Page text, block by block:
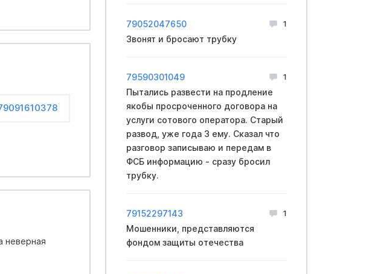
неверная
79052047650 1
Звонят и бросают трубку
79590301049 1
Пытались развести на продление
якобы просроченного договора на
услуги сотового оператора. Старый
развод, уже года 3 ему. Сказал что
разговор записываю и передам в
ФCБ информацию - сразу бросил
трубку.
79152297143 1
Мошенники, представляются
фондом защиты отечества